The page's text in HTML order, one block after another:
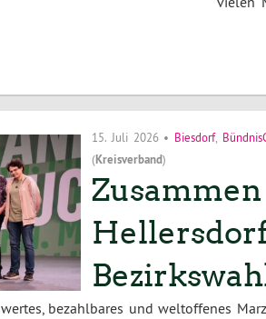
15. Juli 2026• Biesdorf,
(Kreisverband)
bezahlbares und weltoffenes